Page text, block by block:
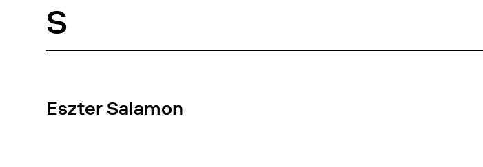
S
Eszter Salamon